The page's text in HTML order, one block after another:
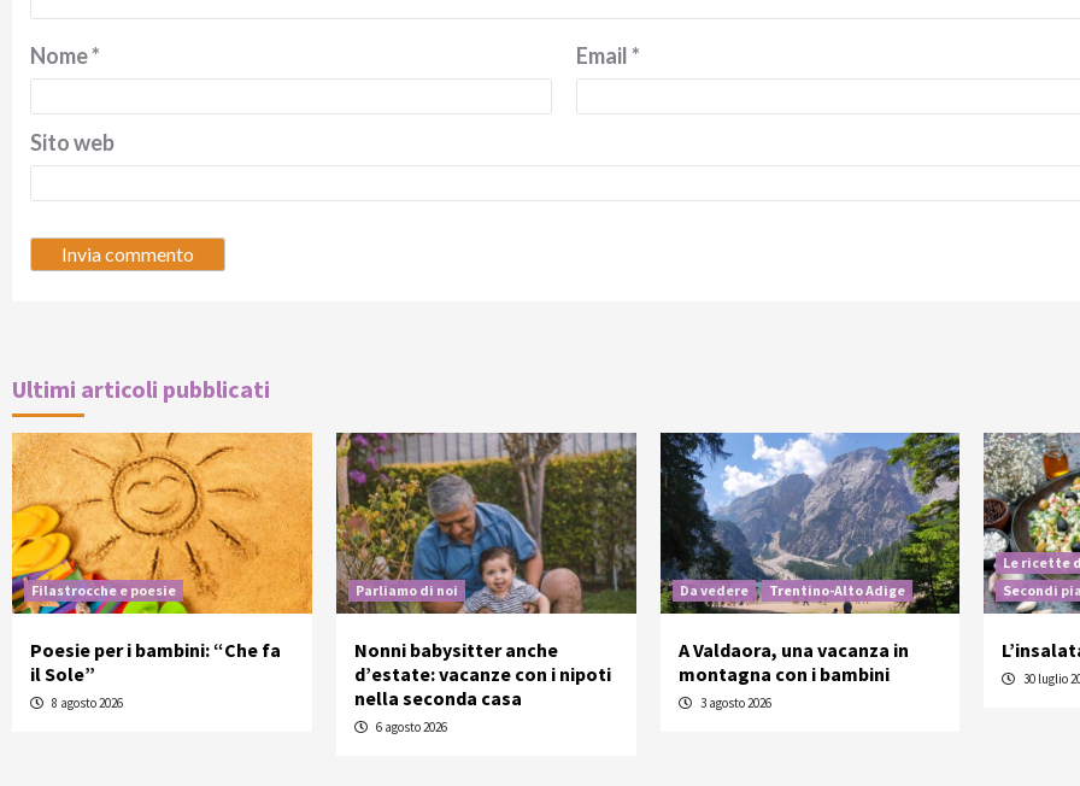
Nome* Email*
Sito web
Ultimi articoli pubblicati
Filastrocche e poesie
Poesie per i bambini: “Che fa
il Sole”
8 agosto 2026
Parliamo di noi
Nonni babysitter anche
d’estate: vacanze con i nipoti
nella seconda casa
6 agosto 2026
Da vedere Trentino-Alto Adige
A Valdaora, una vacanza in
montagna con i bambini
3 agosto 2026
Le ricette
Secondi
30 luglio